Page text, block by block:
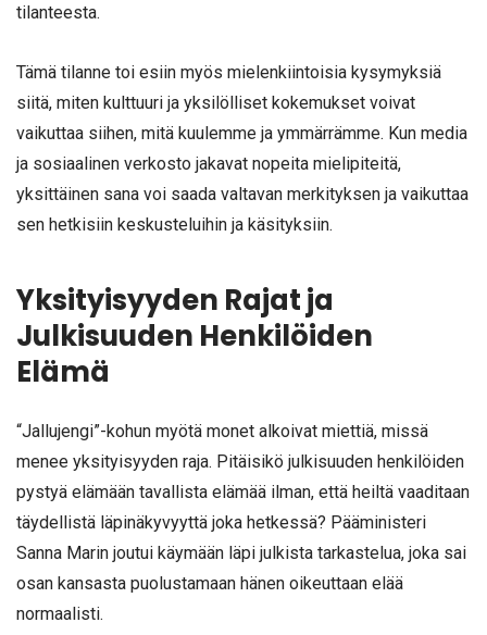
tilanteesta.
Tämä tilanne toi esiin myös mielenkiintoisia kysymyksiä
siitä, miten kulttuuri ja yksilölliset kokemukset voivat
vaikuttaa siihen, mitä kuulemme ja ymmärrämme. Kun media
ja sosiaalinen verkosto jakavat nopeita mielipiteitä,
yksittäinen sana voi saada valtavan merkityksen ja vaikuttaa
sen hetkisiin keskusteluihin ja käsityksiin.
Yksityisyyden Rajat ja
Julkisuuden Henkilöiden
Elämä
“Jallujengi”-kohun myötä monet alkoivat miettiä, missä
menee yksityisyyden raja. Pitäisikö julkisuuden henkilöiden
pystyä elämään tavallista elämää ilman, että heiltä vaaditaan
täydellistä läpinäkyvyyttä joka hetkessä? Pääministeri
Sanna Marin joutui käymään läpi julkista tarkastelua, joka sai
osan kansasta puolustamaan hänen oikeuttaan elää
normaalisti.